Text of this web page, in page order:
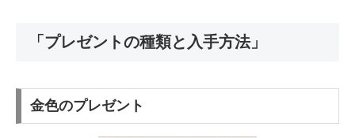
「プレゼントの種類と入手方法」
金色のプレゼント